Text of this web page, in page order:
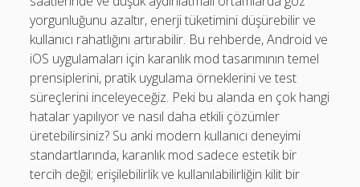
Fotoğraf & Video
Genel
iOS
Nasıl Yapılır
Oyunlar
Sosyal Medya
Verimlilik
yorgunluğunu azaltır, enerji tüketimini düşürebilir ve
kullanıcı rahatlığını artırabilir. Bu rehberde, Android ve
iOS uygulamaları için karanlık mod tasarımının temel
prensiplerini, pratik uygulama örneklerini ve test
süreçlerini inceleyeceğiz. Peki bu alanda en çok hangi
hatalar yapılıyor ve nasıl daha etkili çözümler
üretebilirsiniz? Su anki modern kullanıcı deneyimi
standartlarında, karanlık mod sadece estetik bir
tercih değil; erişilebilirlik ve kullanılabilirliğin kilit bir